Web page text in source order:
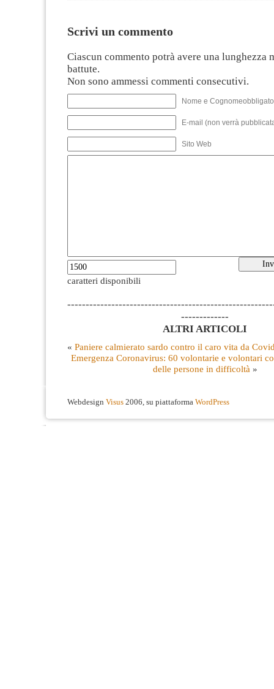
Scrivi un commento
Ciascun commento potrà avere una lunghezza
battute.
Non sono ammessi commenti consecutivi.
Nome e
E-mail (non verrà
Sito Web
caratteri disponibili
-------------
ALTRI ARTICOLI
« Paniere calmierato sardo contro il caro vita da
Emergenza Coronavirus: 60 volontarie e volontari
delle persone in difficoltà »
Webdesign Visus 2006, su piattaforma WordPress